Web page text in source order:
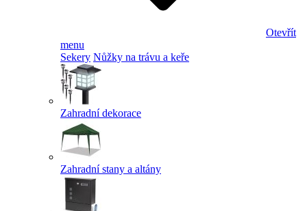
Otevřít
menu
Sekery Nůžky na trávu a keře
Zahradní dekorace
Zahradní stany a altány